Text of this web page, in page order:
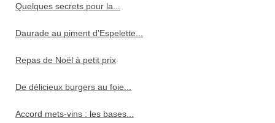
Quelques secrets pour la...
Daurade au piment d'Espelette...
Repas de Noël à petit prix
De délicieux burgers au foie...
Accord mets-vins : les bases...